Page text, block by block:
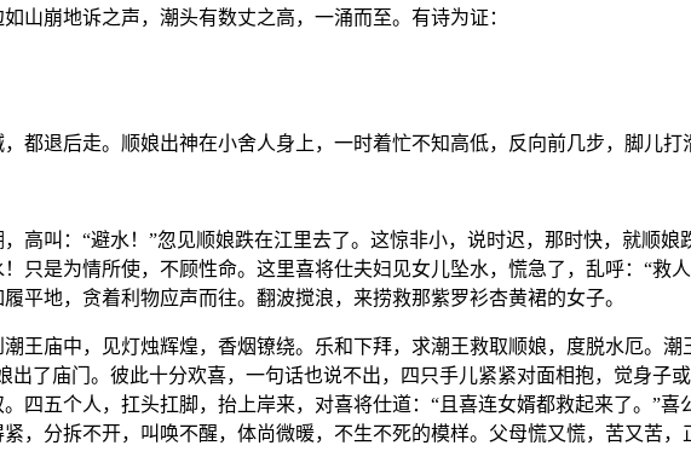
山崩地诉之声，潮头有数丈之高，一涌而至。有诗为证：
都退后走。顺娘出神在小舍人身上，一时着忙不知高低，反向前几步，脚儿打
高叫：“避水！”忽见顺娘跌在江里去了。这惊非小，说时迟，那时快，就顺
只是为情所使，不顾性命。这里喜将仕夫妇见女儿坠水，慌急了，乱呼：“救
平地，贪着利物应声而往。翻波搅浪，来捞救那紫罗衫杏黄裙的女子。
王庙中，见灯烛辉煌，香烟镣绕。乐和下拜，求潮王救取顺娘，度脱水厄。
了庙门。彼此十分欢喜，一句话也说不出，四只手儿紧紧对面相抱，觉身子
四五个人，扛头扛脚，抬上岸来，对喜将仕道：“且喜连女婿都救起来了。”
，分拆不开，叫唤不醒，体尚微暖，不生不死的模样。父母慌又慌，苦又苦